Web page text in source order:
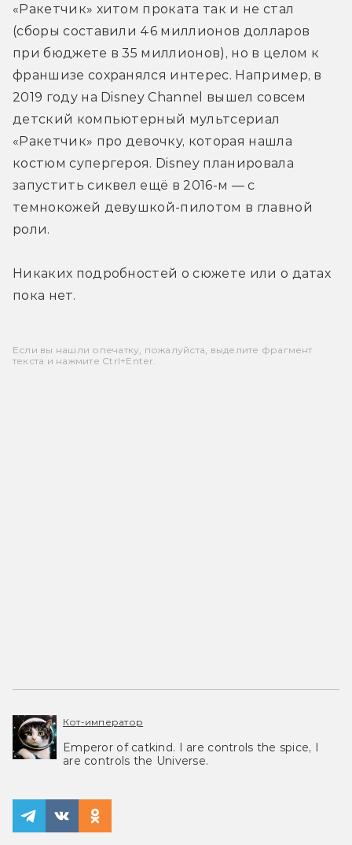
«Ракетчик» хитом проката так и не стал
(сборы составили 46 миллионов долларов
при бюджете в 35 миллионов), но в целом к
франшизе сохранялся интерес. Например, в
2019 году на Disney Channel вышел совсем
детский компьютерный мультсериал
«Ракетчик» про девочку, которая нашла
костюм супергероя. Disney планировала
запустить сиквел ещё в 2016-м — с
темнокожей девушкой-пилотом в главной
роли.
Никаких подробностей о сюжете или о датах
пока нет.
Если вы нашли опечатку, пожалуйста, выделите фрагмент
текста и нажмите Ctrl+Enter.
Кот-император
Emperor of catkind. I are controls the spice, I
are controls the Universe.